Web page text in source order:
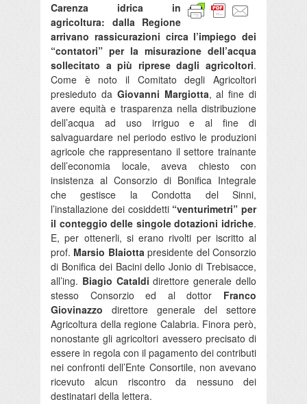
Carenza idrica in
agricoltura: dalla Regione
arrivano rassicurazioni circa l’impiego dei
“contatori” per la misurazione dell’acqua
sollecitato a più riprese dagli agricoltori.
Come è noto il Comitato degli Agricoltori
presieduto da Giovanni Margiotta, al fine di
avere equità e trasparenza nella distribuzione
dell’acqua ad uso irriguo e al fine di
salvaguardare nel periodo estivo le produzioni
agricole che rappresentano il settore trainante
dell’economia locale, aveva chiesto con
insistenza al Consorzio di Bonifica Integrale
che gestisce la Condotta del Sinni,
l’installazione dei cosiddetti “venturimetri” per
il conteggio delle singole dotazioni idriche.
E, per ottenerli, si erano rivolti per iscritto al
prof. Marsio Blaiottapresidente del Consorzio
di Bonifica dei Bacini dello Jonio di Trebisacce,
all’ing. Biagio Cataldi direttore generale dello
stesso Consorzio ed al dottor Franco
Giovinazzo direttore generale del settore
Agricoltura della regione Calabria. Finora però,
nonostante gli agricoltori avessero precisato di
essere in regola con il pagamento dei contributi
nei confronti dell’Ente Consortile, non avevano
ricevuto alcun riscontro da nessuno dei
destinatari della lettera.